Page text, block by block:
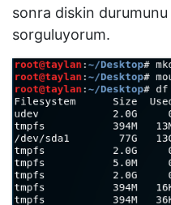
sonra diskin durumunu
sorguluyorum.